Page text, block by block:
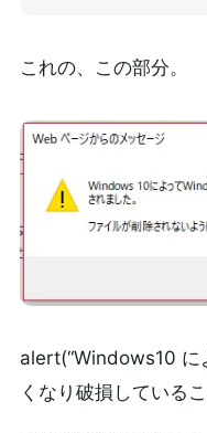
これの、この部分。
alert(“Windows10
くなり破損している